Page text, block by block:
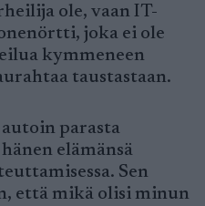
ole, vaan IT-
joka ei ole
kymmeneen
taustastaan.
parasta
elämänsä
Sen
että mikä olisi minun